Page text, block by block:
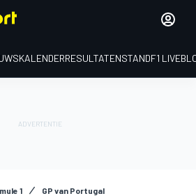
KALENDERRESULTATENSTANDF1
1 GP van Portugal